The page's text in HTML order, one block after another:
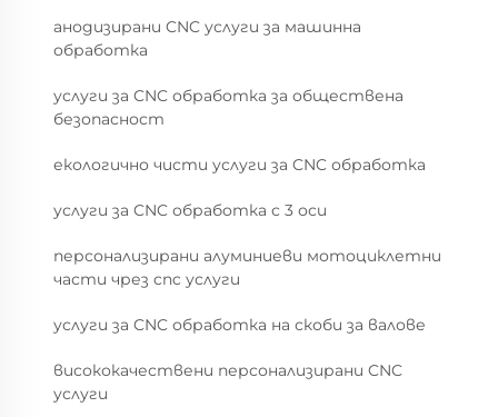
анодизирани CNC услуги за машинна
обработка
услуги за CNC обработка за обществена
безопасност
екологично чисти услуги за CNC обработка
услуги за CNC обработка с 3 оси
персонализирани алуминиеви мотоциклетни
части чрез cnc услуги
услуги за CNC обработка на скоби за валове
висококачествени персонализирани CNC
услуги